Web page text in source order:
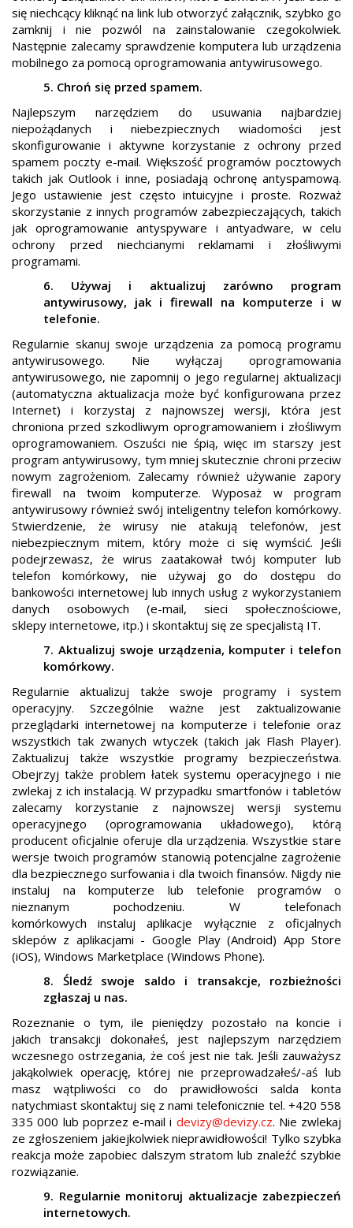
się niechcący kliknąć na link lub otworzyć załącznik, szybko go
zamknij i nie pozwól na zainstalowanie czegokolwiek.
Następnie zalecamy sprawdzenie komputera lub urządzenia
mobilnego za pomocą oprogramowania antywirusowego.
5. Chroń się przed spamem.
Najlepszym narzędziem do usuwania najbardziej
niepożądanych i niebezpiecznych wiadomości jest
skonfigurowanie i aktywne korzystanie z ochrony przed
spamem poczty e-mail. Większość programów pocztowych
takich jak Outlook i inne, posiadają ochronę antyspamową.
Jego ustawienie jest często intuicyjne i proste. Rozważ
skorzystanie z innych programów zabezpieczających, takich
jak oprogramowanie antyspyware i antyadware, w celu
ochrony przed niechcianymi reklamami i złośliwymi
programami.
6. Używaj i aktualizuj zarówno program
antywirusowy, jak i firewall na komputerze i w
telefonie.
Regularnie skanuj swoje urządzenia za pomocą programu
antywirusowego. Nie wyłączaj oprogramowania
antywirusowego, nie zapomnij o jego regularnej aktualizacji
(automatyczna aktualizacja może być konfigurowana przez
Internet) i korzystaj z najnowszej wersji, która jest
chroniona przed szkodliwym oprogramowaniem i złośliwym
oprogramowaniem. Oszuści nie śpią, więc im starszy jest
program antywirusowy, tym mniej skutecznie chroni przeciw
nowym zagrożeniom. Zalecamy również używanie zapory
firewall na twoim komputerze. Wyposaż w program
antywirusowy również swój inteligentny telefon komórkowy.
Stwierdzenie, że wirusy nie atakują telefonów, jest
niebezpiecznym mitem, który może ci się wymścić. Jeśli
podejrzewasz, że wirus zaatakował twój komputer lub
telefon komórkowy, nie używaj go do dostępu do
bankowości internetowej lub innych usług z wykorzystaniem
danych osobowych (e-mail, sieci społecznościowe,
sklepy internetowe, itp.) i skontaktuj się ze specjalistą IT.
7. Aktualizuj swoje urządzenia, komputer i telefon
komórkowy.
Regularnie aktualizuj także swoje programy i system
operacyjny. Szczególnie ważne jest zaktualizowanie
przeglądarki internetowej na komputerze i telefonie oraz
wszystkich tak zwanych wtyczek (takich jak Flash Player).
Zaktualizuj także wszystkie programy bezpieczeństwa.
Obejrzyj także problem łatek systemu operacyjnego i nie
zwlekaj z ich instalacją. W przypadku smartfonów i tabletów
zalecamy korzystanie z najnowszej wersji systemu
operacyjnego (oprogramowania układowego), którą
producent oficjalnie oferuje dla urządzenia. Wszystkie stare
wersje twoich programów stanowią potencjalne zagrożenie
dla bezpiecznego surfowania i dla twoich finansów. Nigdy nie
instaluj na komputerze lub telefonie programów o
nieznanym pochodzeniu. W telefonach
komórkowych instaluj aplikacje wyłącznie z oficjalnych
sklepów z aplikacjami - Google Play (Android) App Store
(iOS), Windows Marketplace (Windows Phone).
8. Śledź swoje saldo i transakcje, rozbieżności
zgłaszaj u nas.
Rozeznanie o tym, ile pieniędzy pozostało na koncie i
jakich transakcji dokonałeś, jest najlepszym narzędziem
wczesnego ostrzegania, że ​​coś jest nie tak. Jeśli zauważysz
jakąkolwiek operację, której nie przeprowadzałeś/-aś lub
masz wątpliwości co do prawidłowości salda konta
natychmiast skontaktuj się z nami telefonicznie tel. +420 558
335 000 lub poprzez e-mail i devizy@devizy.cz. Nie zwlekaj
ze zgłoszeniem jakiejkolwiek nieprawidłowości! Tylko szybka
reakcja może zapobiec dalszym stratom lub znaleźć szybkie
rozwiązanie.
9. Regularnie monitoruj aktualizacje zabezpieczeń
internetowych.